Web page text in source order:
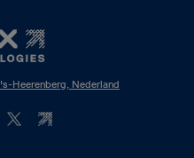
Heerenberg, Nederland